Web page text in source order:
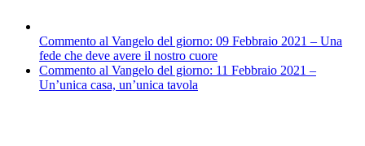
Commento al Vangelo del giorno: 09 Febbraio 2021 – Una
fede che deve avere il nostro cuore
Commento al Vangelo del giorno: 11 Febbraio 2021 –
Un’unica casa, un’unica tavola